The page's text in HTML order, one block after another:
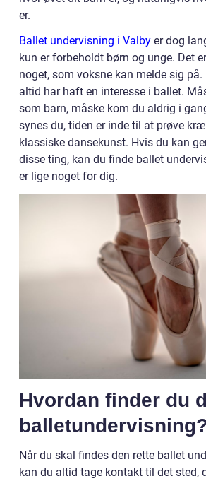
er.
Ballet undervisning i Valby er dog
kun er forbeholdt børn og unge. Det
noget, som voksne kan melde sig
altid har haft en interesse i ballet.
som barn, måske kom du aldrig i
synes du, tiden er inde til at prøve
klassiske dansekunst. Hvis du kan
disse ting, kan du finde ballet
er lige noget for dig.
Hvordan finder du
Når du skal findes den rette ballet
kan du altid tage kontakt til det sted,